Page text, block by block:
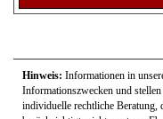
Hinweis: Informationen in
Informationszwecken und
individuelle rechtliche Beratung,